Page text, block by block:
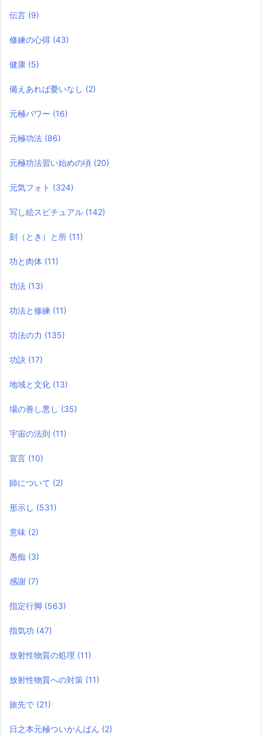
伝言 (9)
修練の心得 (43)
健康 (5)
備えあれば憂いなし (2)
元極パワー (16)
元極功法 (86)
元極功法習い始めの頃 (20)
元気フォト (324)
写し絵スピチュアル (142)
刻（とき）と所 (11)
功と肉体 (11)
功法 (13)
功法と修練 (11)
功法の力 (135)
功訣 (17)
地域と文化 (13)
場の善し悪し (35)
宇宙の法則 (11)
宣言 (10)
師について (2)
形示し (531)
意味 (2)
愚痴 (3)
感謝 (7)
指定行脚 (563)
指気功 (47)
放射性物質の処理 (11)
放射性物質への対策 (11)
旅先で (21)
日之本元極ついかんばん (2)